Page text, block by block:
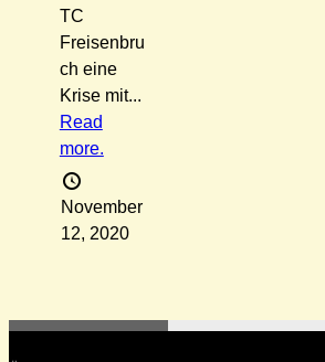
TC
Freisenbru
ch eine
Krise mit...
Read
more.
November
12, 2020